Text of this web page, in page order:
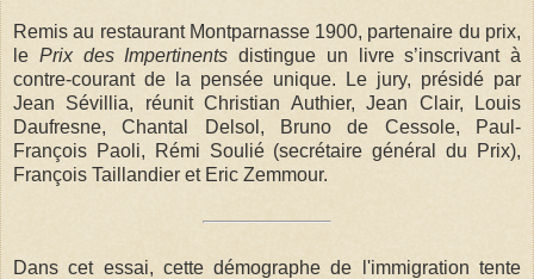
Remis au restaurant Montparnasse 1900, partenaire du prix,
le Prix des Impertinents distingue un livre s’inscrivant à
contre-courant de la pensée unique. Le jury, présidé par
Jean Sévillia, réunit Christian Authier, Jean Clair, Louis
Daufresne, Chantal Delsol, Bruno de Cessole, Paul-
François Paoli, Rémi Soulié (secrétaire général du Prix),
François Taillandier et Eric Zemmour.
Dans cet essai, cette démographe de l'immigration tente